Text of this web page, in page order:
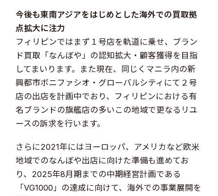
今後も東南アジアをはじめとした海外での買取拠
点拡大に注力​
フィリピンではまず１号店を軌道に乗せ、ブラン
ド買取「なんぼや」の認知拡大・顧客獲得を目指
してまいります。また現在、同じくマニラ内の新
興都市ボニファシオ・グローバルシティにて２号
店の出店を計画中でおり、フィリピンにおける有
名ブランドの旗艦店の多いこの地域で更なるリユ
ースの訴求を行います。
さらに2021年にはヨーロッパ、アメリカなど欧米
地域でのなんぼや出店に向けた準備も進めてお
り、2025年8月期までの中期経営計画である
「VG1000」の達成に向けて、海外での事業展開を